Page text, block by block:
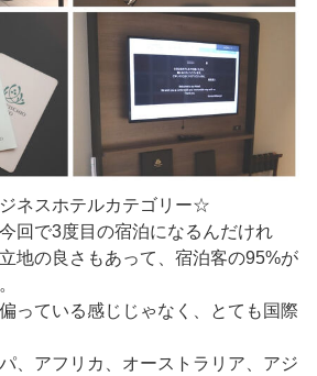
ネスホテルカテゴリー☆
回で3度目の宿泊になるんだけれ
地の良さもあって、宿泊客の95%が
っている感じじゃなく、とても国際
、アフリカ、オーストラリア、アジ